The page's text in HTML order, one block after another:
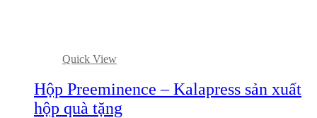
Quick View
Hộp Preeminence – Kalapress sản xuất
hộp quà tặng